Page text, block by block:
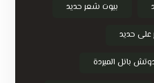
بيوت شعر حديد
حديد
بانل المبردة